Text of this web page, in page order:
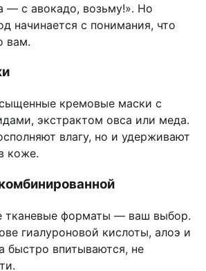
— с авокадо, возьму!». Но
начинается с понимания, что
вам.
кремовые маски с
экстрактом овса или меда.
влагу, но и удерживают
коже.
тканевые форматы — ваш выбор.
гиалуроновой кислоты, алоэ и
быстро впитываются, не